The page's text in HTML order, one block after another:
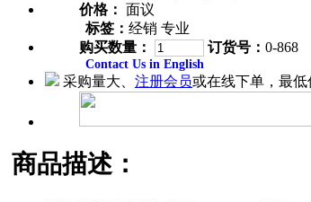
价格： 面议
标签： 经销 专业
购买数量：
订货号： 0-868
Contact Us in English
采购量大、 注册会员或在线下单，最低
商品描述：